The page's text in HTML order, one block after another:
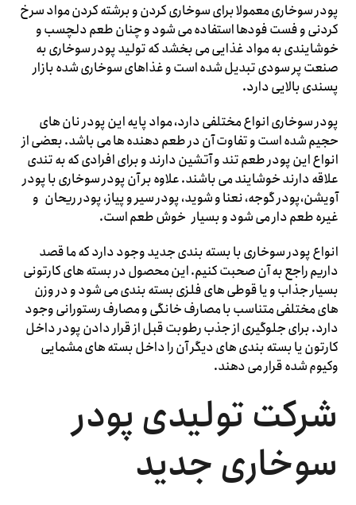
پودر سوخاری معمولا برای سوخاری کردن و برشته کردن مواد سرخ
کردنی و فست فودها استفاده می شود و چنان طعم دلچسب و
خوشایندی به مواد غذایی می بخشد که تولید پودر سوخاری به
صنعت پر سودی تبدیل شده است و غذاهای سوخاری شده بازار
پسندی بالایی دارد.
پودر سوخاری انواع مختلفی دارد، مواد پایه این پودر نان های
حجیم شده است و تفاوت آن در طعم دهنده ها می باشد. بعضی از
انواع این پودر طعم تند و آتشین دارند و برای افرادی که به تندی
علاقه دارند خوشایند می باشند. علاوه بر آن پودر سوخاری با پودر
آویشن،پودر گوجه، نعنا و شوید، پودر سیر و پیاز، پودر ریحان و
غیره طعم دار می شود و بسیار خوش طعم است.
انواع پودر سوخاری با بسته بندی جدید وجود دارد که ما قصد
داریم راجع به آن صحبت کنیم. این محصول در بسته های کارتونی
بسیار جذاب و یا قوطی های فلزی بسته بندی می شود و در وزن
های مختلفی متناسب با مصارف خانگی و مصارف رستورانی وجود
دارد. برای جلوگیری از جذب رطوبت قبل از قرار دادن پودر داخل
کارتون یا بسته بندی های دیگر آن را داخل بسته های مشمایی
وکیوم شده قرار می دهند.
شرکت تولیدی پودر
سوخاری جدید